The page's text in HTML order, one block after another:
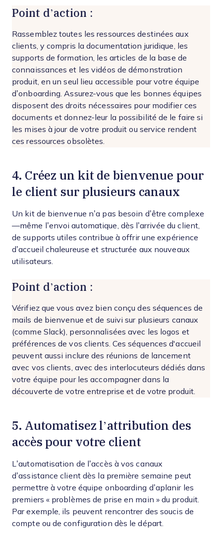
Point d’action :
Rassemblez toutes les ressources destinées aux
clients, y compris la documentation juridique, les
supports de formation, les articles de la base de
connaissances et les vidéos de démonstration
produit, en un seul lieu accessible pour votre équipe
d’onboarding. Assurez-vous que les bonnes équipes
disposent des droits nécessaires pour modifier ces
documents et donnez-leur la possibilité de le faire si
les mises à jour de votre produit ou service rendent
ces ressources obsolètes.
4. Créez un kit de bienvenue pour
le client sur plusieurs canaux
Un kit de bienvenue n’a pas besoin d’être complexe
—même l’envoi automatique, dès l’arrivée du client,
de supports utiles contribue à offrir une expérience
d’accueil chaleureuse et structurée aux nouveaux
utilisateurs.
Point d’action :
Vérifiez que vous avez bien conçu des séquences de
mails de bienvenue et de suivi sur plusieurs canaux
(comme Slack), personnalisées avec les logos et
préférences de vos clients. Ces séquences d'accueil
peuvent aussi inclure des réunions de lancement
avec vos clients, avec des interlocuteurs dédiés dans
votre équipe pour les accompagner dans la
découverte de votre entreprise et de votre produit.
5. Automatisez l’attribution des
accès pour votre client
L’automatisation de l’accès à vos canaux
d’assistance client dès la première semaine peut
permettre à votre équipe onboarding d’aplanir les
premiers « problèmes de prise en main » du produit.
Par exemple, ils peuvent rencontrer des soucis de
compte ou de configuration dès le départ.